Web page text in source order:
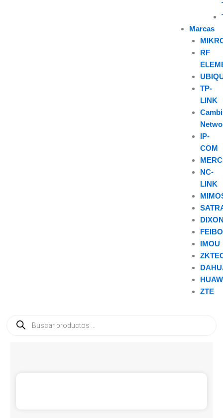
Marcas
RF
TP-
LINK
IP-
COM
NC-
LINK
IMOU
ZTE